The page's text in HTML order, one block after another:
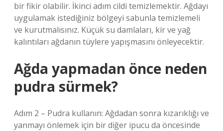
bir fikir olabilir. İkinci adım cildi temizlemektir. Ağdayı
uygulamak istediğiniz bölgeyi sabunla temizlemeli
ve kurutmalısınız. Küçük su damlaları, kir ve yağ
kalıntıları ağdanın tüylere yapışmasını önleyecektir.
Ağda yapmadan önce neden
pudra sürmek?
Adım 2 – Pudra kullanın: Ağdadan sonra kızarıklığı ve
yanmayı önlemek için bir diğer ipucu da öncesinde